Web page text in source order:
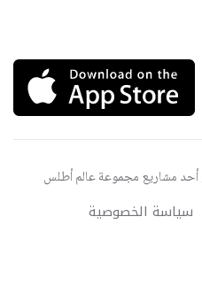
عالم أطلس
سياسة الخصوصية